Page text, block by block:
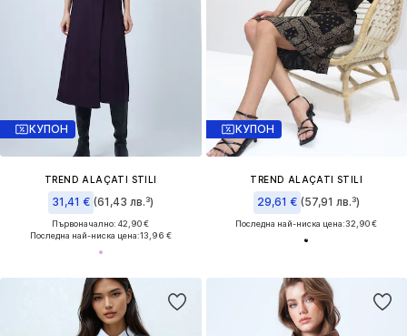
КУПОН
TREND ALAÇATI STILI
31,41 € (61,43 лв.³)
Първоначално: 42,90 €
Последна най-ниска цена:13,96 €
КУПОН
TREND ALAÇATI STILI
29,61 € (57,91 лв.³)
Последна най-ниска цена:32,90 €